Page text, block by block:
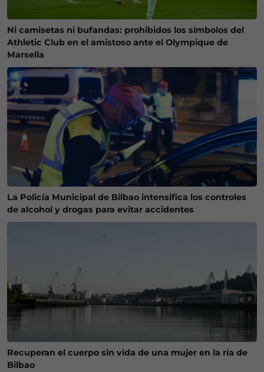
Ni camisetas ni bufandas: prohibidos los símbolos del
Athletic Club en el amistoso ante el Olympique de
Marsella
La Policía Municipal de Bilbao intensifica los controles
de alcohol y drogas para evitar accidentes
Recuperan el cuerpo sin vida de una mujer en la ría de
Bilbao